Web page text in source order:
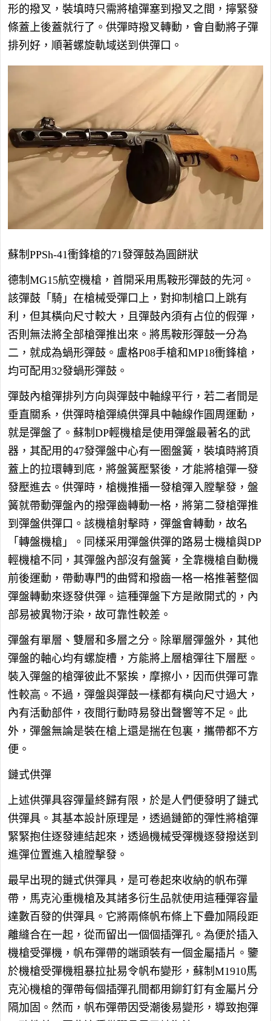
形的撥叉，裝填時只需將槍彈塞到撥叉之間，擰緊發
條蓋上後蓋就行了。供彈時撥叉轉動，會自動將子彈
排列好，順著螺旋軌域送到供彈口。
蘇制PPSh-41衝鋒槍的71發彈鼓為圓餅狀
德制MG15航空機槍，首開采用馬鞍形彈鼓的先河。
該彈鼓「騎」在槍械受彈口上，對抑制槍口上跳有
利，但其橫向尺寸較大，且彈鼓內須有占位的假彈，
否則無法將全部槍彈推出來。將馬鞍形彈鼓一分為
二，就成為蝸形彈鼓。盧格P08手槍和MP18衝鋒槍，
均可配用32發蝸形彈鼓。
彈鼓內槍彈排列方向與彈鼓中軸線平行，若二者間是
垂直關系，供彈時槍彈繞供彈具中軸線作圓周運動，
就是彈盤了。蘇制DP輕機槍是使用彈盤最著名的武
器，其配用的47發彈盤中心有一圈盤簧，裝填時將頂
蓋上的拉環轉到底，將盤簧壓緊後，才能將槍彈一發
發壓進去。供彈時，槍機推播一發槍彈入膛擊發，盤
簧就帶動彈盤內的撥彈齒轉動一格，將第二發槍彈推
到彈盤供彈口。該機槍射擊時，彈盤會轉動，故名
「轉盤機槍」。同樣采用彈盤供彈的路易士機槍與DP
輕機槍不同，其彈盤內部沒有盤簧，全靠機槍自動機
前後運動，帶動專門的曲臂和撥齒一格一格推著整個
彈盤轉動來逐發供彈。這種彈盤下方是敞開式的，內
部易被異物汙染，故可靠性較差。
彈盤有單層、雙層和多層之分。除單層彈盤外，其他
彈盤的軸心均有螺旋槽，方能將上層槍彈往下層壓。
裝入彈盤的槍彈彼此不緊挨，摩擦小，因而供彈可靠
性較高。不過，彈盤與彈鼓一樣都有橫向尺寸過大，
內有活動部件，夜間行動時易發出聲響等不足。此
外，彈盤無論是裝在槍上還是揣在包裏，攜帶都不方
便。
鏈式供彈
上述供彈具容彈量終歸有限，於是人們便發明了鏈式
供彈具。其基本設計原理是，透過鏈節的彈性將槍彈
緊緊抱住逐發連結起來，透過機械受彈機逐發撥送到
進彈位置進入槍膛擊發。
最早出現的鏈式供彈具，是可卷起來收納的帆布彈
帶，馬克沁重機槍及其諸多衍生品就使用這種彈容量
達數百發的供彈具。它將兩條帆布條上下疊加隔段距
離縫合在一起，從而留出一個個插彈孔。為便於插入
機槍受彈機，帆布彈帶的端頭裝有一個金屬插片。鑒
於機槍受彈機粗暴拉扯易令帆布變形，蘇制M1910馬
克沁機槍的彈帶每個插彈孔間都用鉚釘釘有金屬片分
隔加固。然而，帆布彈帶因受潮後易變形，導致抱彈